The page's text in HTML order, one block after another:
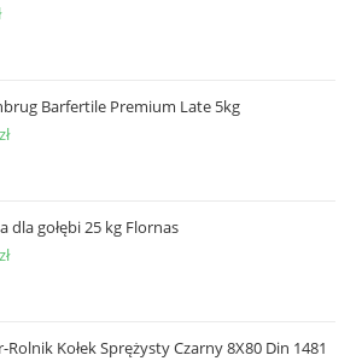
Barfertile Premium Late 5kg
zł
dla gołębi 25 kg Flornas
zł
Rolnik Kołek Sprężysty Czarny 8X80 Din 1481